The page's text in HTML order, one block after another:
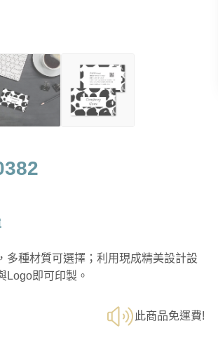
多種材質可選擇；利用現成精美設計設
Logo即可印製。
此商品免運費!